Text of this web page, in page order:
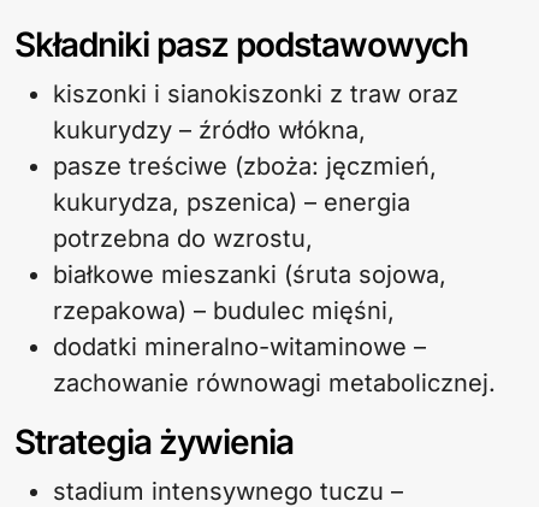
Składniki pasz podstawowych
kiszonki i sianokiszonki z traw oraz
kukurydzy – źródło włókna,
pasze treściwe (zboża: jęczmień,
kukurydza, pszenica) – energia
potrzebna do wzrostu,
białkowe mieszanki (śruta sojowa,
rzepakowa) – budulec mięśni,
dodatki mineralno-witaminowe –
zachowanie równowagi metabolicznej.
Strategia żywienia
stadium intensywnego tuczu –